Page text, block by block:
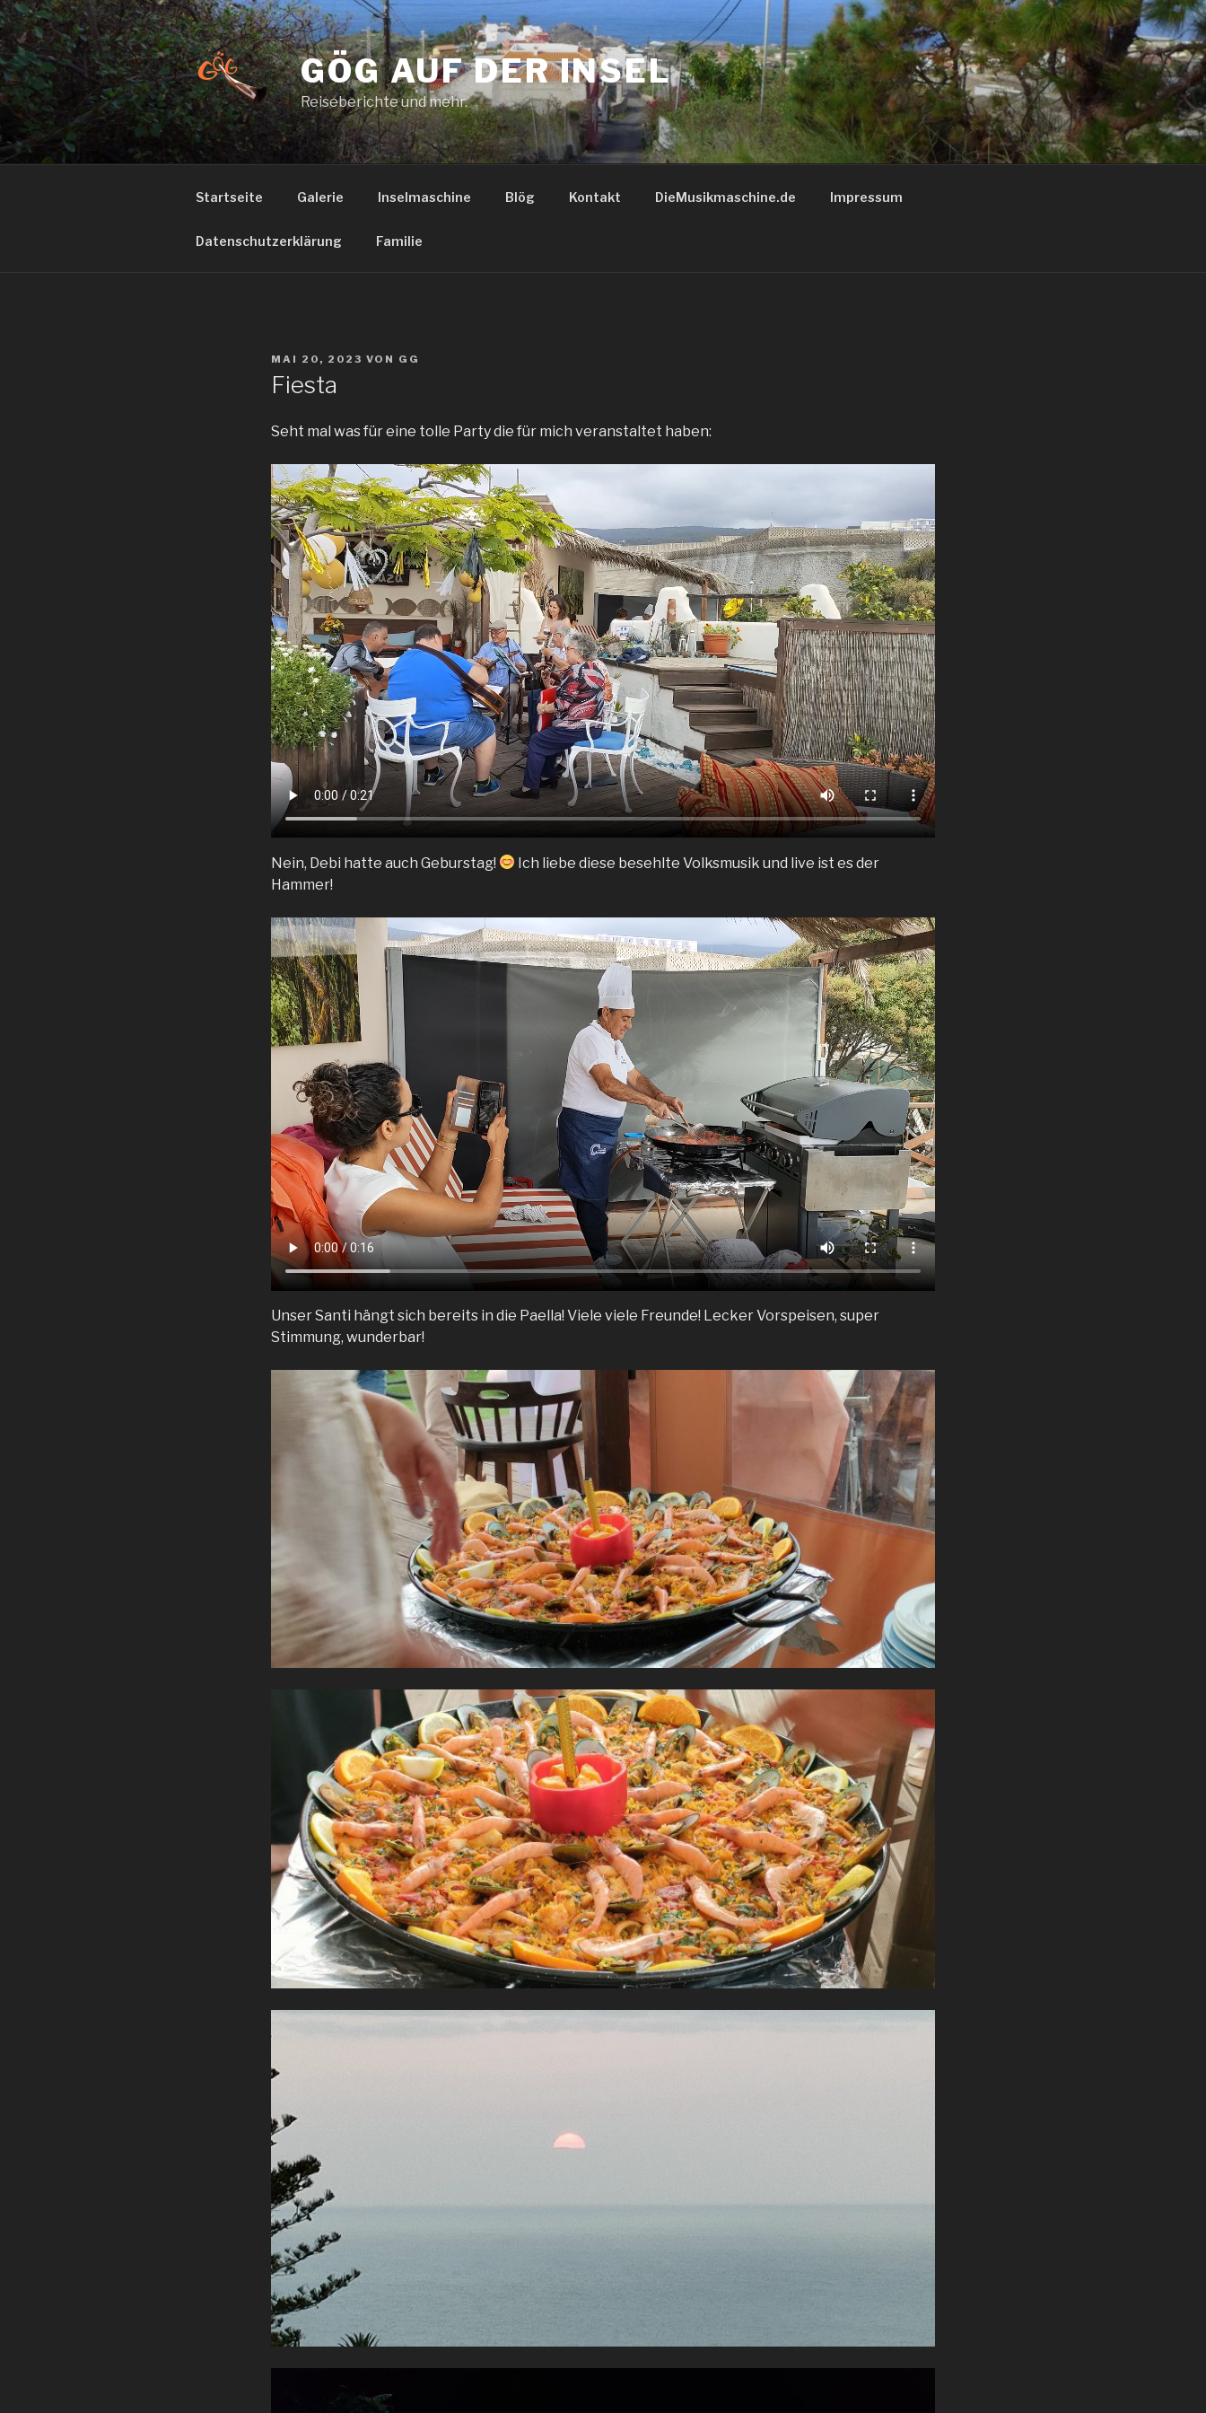
Zum
Inhalt
springen
GÖG AUF DER INSEL
Reiseberichte und mehr.
Startseite Galerie Inselmaschine Blög Kontakt DieMusikmaschine.de Impressum
Datenschutzerklärung Familie
VERÖFFENTLICHT
MAI 20, 2023 VON GG
Fiesta
Seht mal was für eine tolle Party die für mich veranstaltet haben:
Nein, Debi hatte auch Geburstag!
Ich liebe diese besehlte Volksmusik und live ist es der
Hammer!
Unser Santi hängt sich bereits in die Paella! Viele viele Freunde! Lecker Vorspeisen, super
Stimmung, wunderbar!